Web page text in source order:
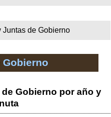
Juntas de Gobierno
Gobierno por año y